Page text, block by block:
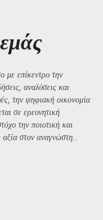
με επίκεντρο την
αναλύσεις και
την ψηφιακή οικονομία
σε ερευνητική
την ποιοτική και
στον αναγνώστη..